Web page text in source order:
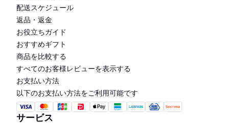
配送スケジュール
返品・返金
お役立ちガイド
おすすめギフト
商品を比較する
すべてのお客様レビューを表示する
お支払い方法
以下のお支払い方法をご利用可能です
サービス